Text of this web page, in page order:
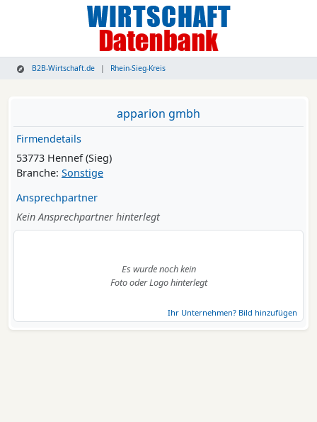
B2B-Wirtschaft.de Rhein-Sieg-Kreis
apparion gmbh
Firmendetails
53773 Hennef (Sieg)
Branche: Sonstige
Ansprechpartner
Kein Ansprechpartner hinterlegt
Es wurde noch kein
Foto oder Logo hinterlegt
Ihr Unternehmen? Bild hinzufügen